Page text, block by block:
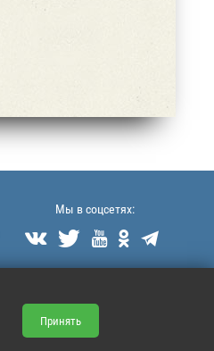
Мы в соцсетях:
    
Принять